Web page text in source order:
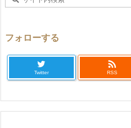
フォローする
Twitter

RSS